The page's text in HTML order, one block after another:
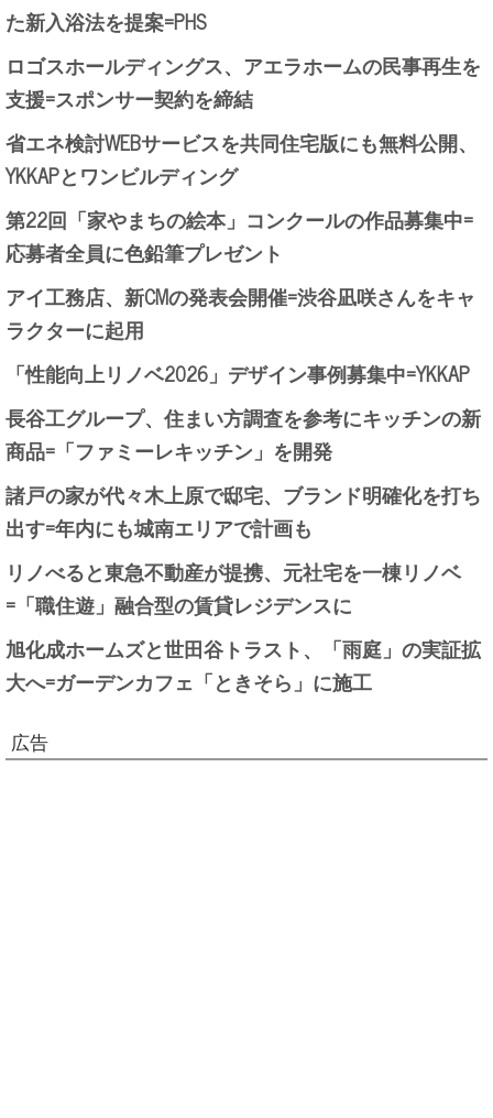
た新入浴法を提案=PHS
ロゴスホールディングス、アエラホームの民事再生を
支援=スポンサー契約を締結
省エネ検討WEBサービスを共同住宅版にも無料公開、
YKKAPとワンビルディング
第22回「家やまちの絵本」コンクールの作品募集中=
応募者全員に色鉛筆プレゼント
アイ工務店、新CMの発表会開催=渋谷凪咲さんをキャ
ラクターに起用
「性能向上リノベ2026」デザイン事例募集中=YKKAP
長谷工グループ、住まい方調査を参考にキッチンの新
商品=「ファミーレキッチン」を開発
諸戸の家が代々木上原で邸宅、ブランド明確化を打ち
出す=年内にも城南エリアで計画も
リノべると東急不動産が提携、元社宅を一棟リノベ
=「職住遊」融合型の賃貸レジデンスに
旭化成ホームズと世田谷トラスト、「雨庭」の実証拡
大へ=ガーデンカフェ「ときそら」に施工
広告